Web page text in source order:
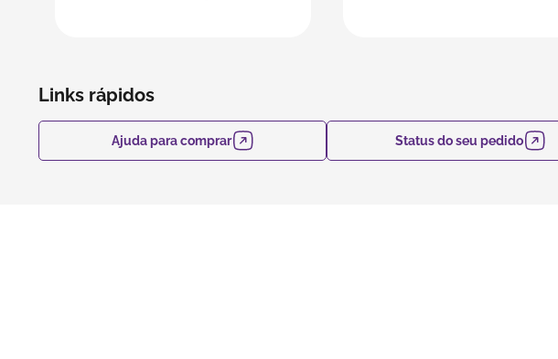
Links rápidos
Ajuda para comprar Status do seu pedido